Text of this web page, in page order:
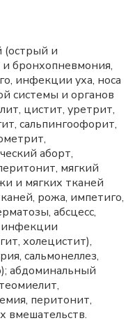
и
бронхопневмония,
инфекции уха, носа
системы и органов
цистит, уретрит,
сальпингоофорит,
аборт,
мягкий
и мягких тканей
рожа, импетиго,
абсцесс,
инфекции
холецистит),
сальмонеллез,
абдоминальный
перитонит,
вмешательств.